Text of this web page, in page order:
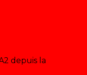
depuis la